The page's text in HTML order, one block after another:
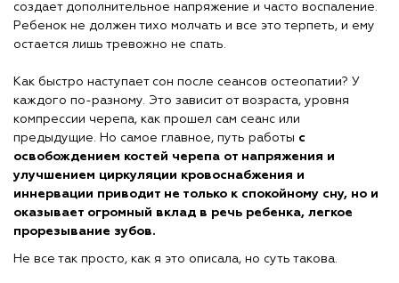
создает дополнительное напряжение и часто воспаление.
Ребенок не должен тихо молчать и все это терпеть, и ему
остается лишь тревожно не спать.
Как быстро наступает сон после сеансов остеопатии? У
каждого по-разному. Это зависит от возраста, уровня
компрессии черепа, как прошел сам сеанс или
предыдущие. Но самое главное, путь работы с
освобождением костей черепа от напряжения и
улучшением циркуляции кровоснабжения и
иннервации приводит не только к спокойному сну, но и
оказывает огромный вклад в речь ребенка, легкое
прорезывание зубов.
Не все так просто, как я это описала, но суть такова.